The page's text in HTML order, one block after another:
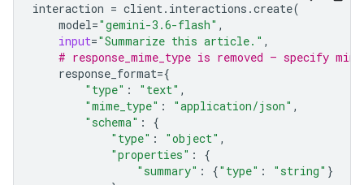
interaction = client. interactions .create(
model="gemini-3.6-flash" ,
input="Summarize this article." ,
# response_mime_type is removed — specify
response_format={
"type" : "text" ,
"mime_type" : "application/json" ,
"schema" :
{
"type" : "object" ,
"properties" :
{
"summary" : {"type" : "string" }